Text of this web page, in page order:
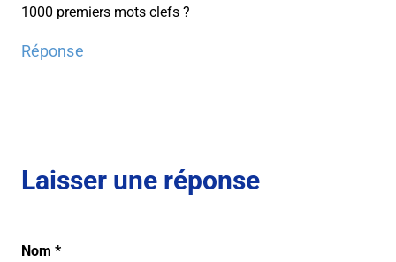
1000 premiers mots clefs ?
Réponse
Laisser une réponse
Nom *